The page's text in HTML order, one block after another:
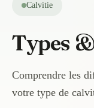
Calvitie
Types
Comprendre les
votre type de